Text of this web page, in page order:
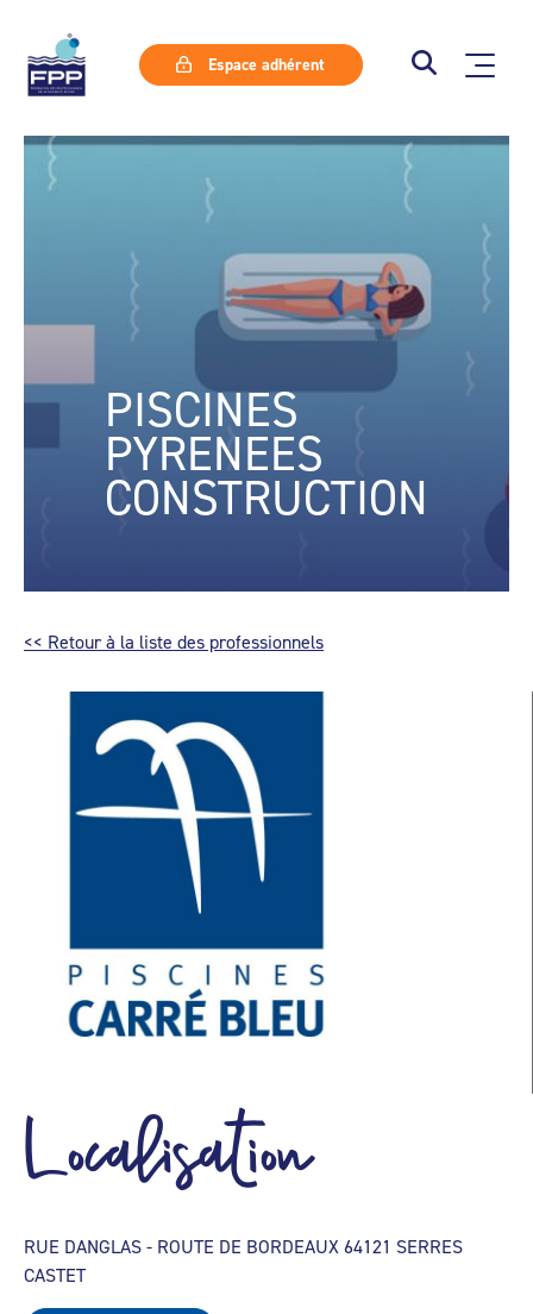
Espace adhérent
PISCINES
PYRENEES
CONSTRUCTION
<< Retour à la liste des professionnels
Localisation
RUE DANGLAS - ROUTE DE BORDEAUX 64121 SERRES
CASTET